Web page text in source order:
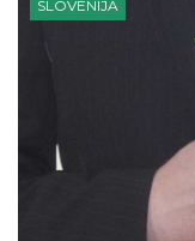
SLOVENIJA